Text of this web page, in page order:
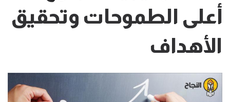
أعلى الطموحات وتحقيق
الأهداف